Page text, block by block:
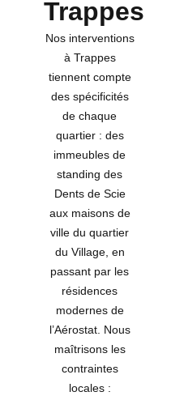
Trappes
Nos interventions
à Trappes
tiennent compte
des spécificités
de chaque
quartier : des
immeubles de
standing des
Dents de Scie
aux maisons de
ville du quartier
du Village, en
passant par les
résidences
modernes de
l’Aérostat. Nous
maîtrisons les
contraintes
locales :